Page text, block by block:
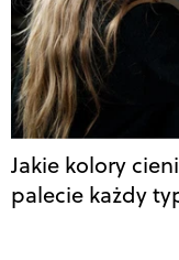
Jakie kolory
palecie każdy